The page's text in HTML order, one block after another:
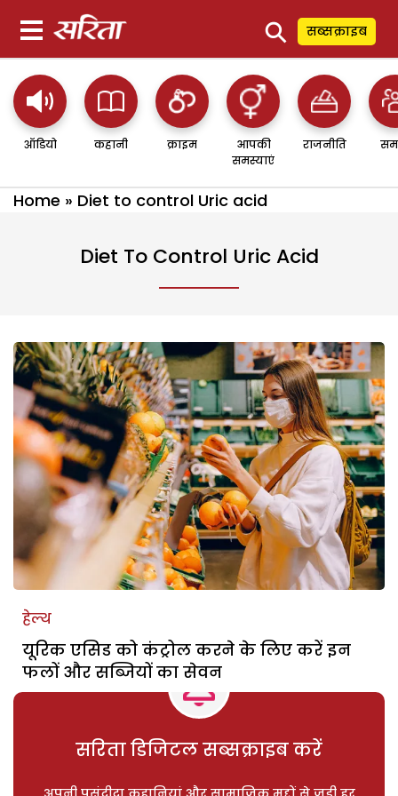
⚲ सब्सक्राइब
ऑडियो कहानी क्राइम
आपकी
समस्याएं
राजनीति
Home » Diet to control Uric acid
Diet To Control Uric Acid
हेल्थ
यूरिक एसिड को कंट्रोल करने के लिए करें इन
फलों और सब्जियों का सेवन
सरिता डिजिटल सब्सक्राइब करें